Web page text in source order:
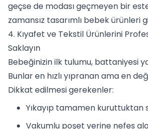
geçse de modası geçmeyen bir
zamansız tasarımlı bebek ürünleri
4. Kıyafet ve Tekstil Ürünlerini
Saklayın
Bebeğinizin ilk tulumu, battaniyesi
Bunlar en hızlı yıpranan ama en
Dikkat edilmesi gerekenler:
Yıkayıp tamamen kuruttuktan
Vakumlu poşet yerine nefes